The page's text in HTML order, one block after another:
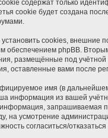
содержат только
cookie будет создана
cookies, внешние
обеспечением phpBB.
размещённые под
оставленные вами после
имя (в
информация из вашей
на усмотрение
согласиться/